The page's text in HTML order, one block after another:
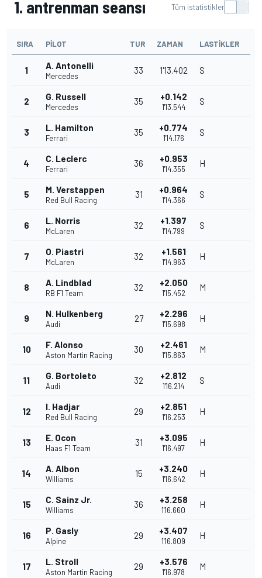
1. antrenman seansı Tüm istatistikler
SIRA PILOT TUR ZAMAN LASTIKLER
1 A. Antonelli
Mercedes
33 1'13.402 S
2 G. Russell
Mercedes
35 +0.142
1'13.544
S
3 L. Hamilton
Ferrari
35 +0.774
1'14.176
S
4 C. Leclerc
Ferrari
36 +0.953
1'14.355
H
5 M. Verstappen
Red Bull Racing
31 +0.964
1'14.366
S
6 L. Norris
McLaren
32 +1.397
1'14.799
S
7 O. Piastri
McLaren
32 +1.561
1'14.963
H
8 A. Lindblad
RB F1 Team
32 +2.050
1'15.452
M
9 N. Hulkenberg
Audi
27 +2.296
1'15.698
H
10 F. Alonso
Aston Martin Racing
30 +2.461
1'15.863
M
11 G. Bortoleto
Audi
32 +2.812
1'16.214
S
12 I. Hadjar
Red Bull Racing
29 +2.851
1'16.253
H
13 E. Ocon
Haas F1 Team
31 +3.095
1'16.497
H
14 A. Albon
Williams
15 +3.240
1'16.642
H
15 C. Sainz Jr.
Williams
36 +3.258
1'16.660
H
16 P. Gasly
Alpine
29 +3.407
1'16.809
H
17 L. Stroll
Aston Martin Racing
29 +3.576
1'16.978
M